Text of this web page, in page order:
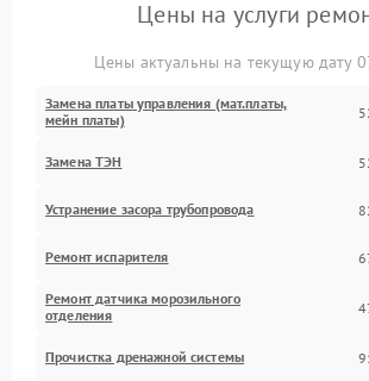
Цены на услуги
Цены актуальны на текущую дату
Замена платы управления (мат.платы,
мейн платы)
Замена ТЭН
Устранение засора трубопровода
Ремонт испарителя
Ремонт датчика морозильного
отделения
Прочистка дренажной системы